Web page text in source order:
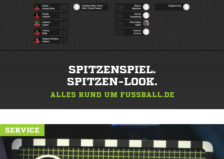
SPITZENSPIEL.
SPITZEN-LOOK.
ALLES RUND UM FUSSBALL.DE
SERVICE